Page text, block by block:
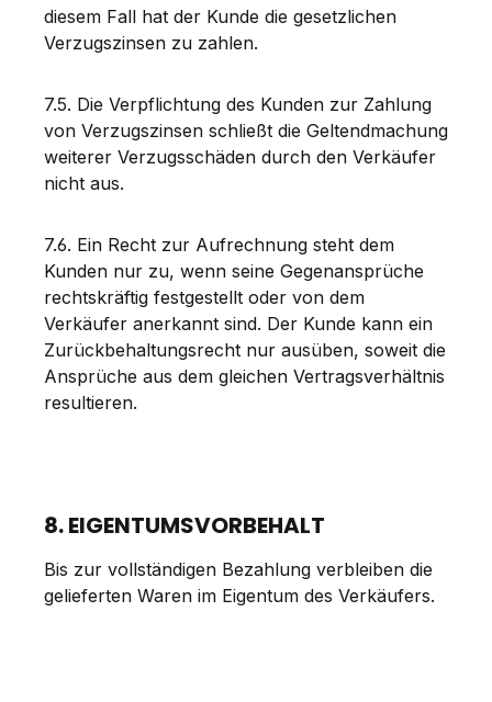
diesem Fall hat der Kunde die gesetzlichen
Verzugszinsen zu zahlen.
7.5. Die Verpflichtung des Kunden zur Zahlung
von Verzugszinsen schließt die Geltendmachung
weiterer Verzugsschäden durch den Verkäufer
nicht aus.
7.6. Ein Recht zur Aufrechnung steht dem
Kunden nur zu, wenn seine Gegenansprüche
rechtskräftig festgestellt oder von dem
Verkäufer anerkannt sind. Der Kunde kann ein
Zurückbehaltungsrecht nur ausüben, soweit die
Ansprüche aus dem gleichen Vertragsverhältnis
resultieren.
8. EIGENTUMSVORBEHALT
Bis zur vollständigen Bezahlung verbleiben die
gelieferten Waren im Eigentum des Verkäufers.